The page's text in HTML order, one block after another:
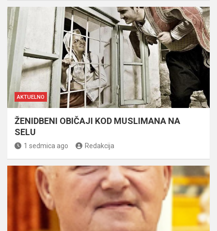
AKTUELNO
ŽENIDBENI OBIČAJI KOD MUSLIMANA NA
SELU
1 sedmica ago Redakcija